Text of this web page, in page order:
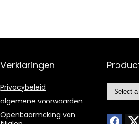
Verklaringen
Privacybeleid
algemene voorwaarden
Openbaarmaking van